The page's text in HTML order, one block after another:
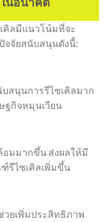
คิลมีแนวโน้มที่จะ
จจัยสนับสนุนดังนี้:
สนุนการรีไซเคิลมาก
ฐกิจหมุนเวียน
มมากขึ้น ส่งผลให้มี
รีไซเคิลเพิ่มขึ้น
วยเพิ่มประสิทธิภาพ